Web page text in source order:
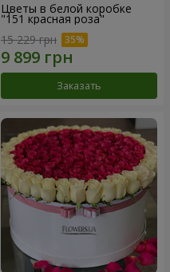
Цветы в белой коробке
"151 красная роза"
15 229 грн
Заказать